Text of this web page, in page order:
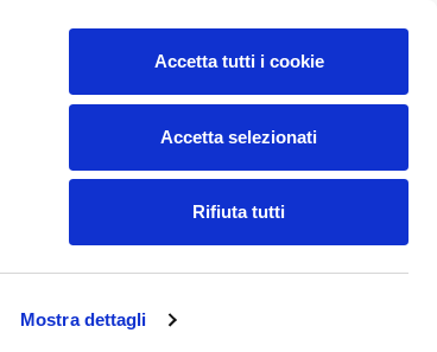
Mostra dettagli
Accetta tutti i cookie
Accetta selezionati
Rifiuta tutti
CONTATTI